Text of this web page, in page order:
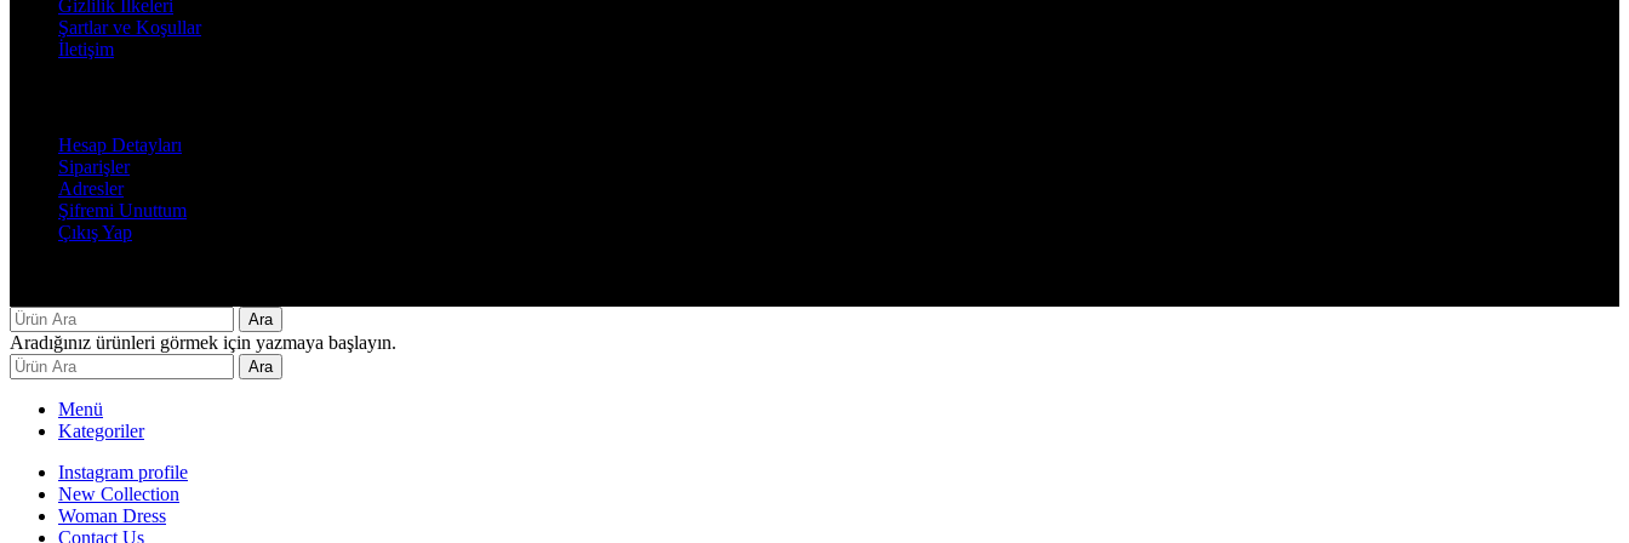
Gizlilik İlkeleri
Şartlar ve Koşullar
İletişim
Hesap Detayları
Siparişler
Adresler
Şifremi Unuttum
Çıkış Yap
Ara
Aradığınız ürünleri görmek için yazmaya başlayın.
Ara
Menü
Kategoriler
Instagram profile
New Collection
Woman Dress
Contact Us